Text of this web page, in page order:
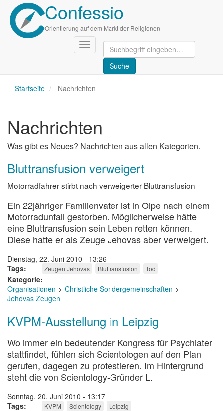
Direkt
zum
Inhalt
Confessio
Orientierung auf dem Markt der Religionen
Navigation
aktivieren/deaktivieren
Startseite Nachrichten
Nachrichten
Was gibt es Neues? Nachrichten aus allen Kategorien.
Bluttransfusion verweigert
Motorradfahrer stirbt nach verweigerter Bluttransfusion
Ein 22jähriger Familienvater ist in Olpe nach einem
Motorradunfall gestorben. Möglicherweise hätte
eine Bluttransfusion sein Leben retten können.
Diese hatte er als Zeuge Jehovas aber verweigert.
Dienstag, 22. Juni 2010 - 13:26
Tags
Zeugen Jehovas Bluttransfusion Tod
Kategorie
Organisationen
Christliche Sondergemeinschaften
Jehovas Zeugen
KVPM-Ausstellung in Leipzig
Wo immer ein bedeutender Kongress für Psychiater
stattfindet, fühlen sich Scientologen auf den Plan
gerufen, dagegen zu protestieren. Im Hintergrund
steht die von Scientology-Gründer L.
Sonntag, 20. Juni 2010 - 13:17
Tags
KVPM Scientology Leipzig